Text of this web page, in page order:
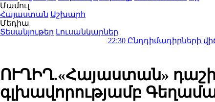
Մամուլ
Հայաստան Աշխարհ
Մեդիա
Տեսանյութեր Լուսանկարներ
Ընդդիմադիրների վիճակը
ՈՒՂԻՂ.«Հայաստան»
գլխավորությամբ